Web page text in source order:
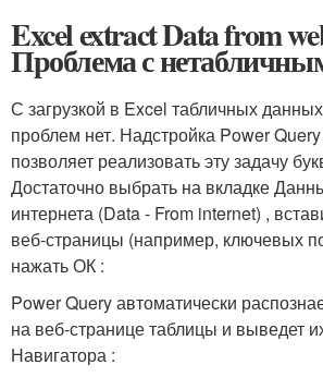
Excel extract Data from
Проблема с
С загрузкой в Excel табличных
проблем нет. Надстройка Power
позволяет реализовать эту задачу
Достаточно выбрать на вкладке
интернета (Data - From internet) ,
веб-страницы (например, ключевых
нажать ОК :
Power Query автоматически
на веб-странице таблицы и выведет
Навигатора :